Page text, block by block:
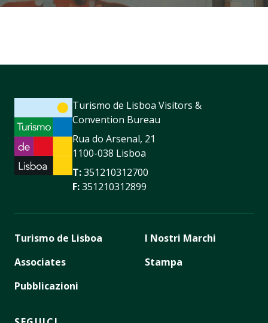
Turismo de Lisboa Visitors &
Convention Bureau
Rua do Arsenal, 21
1100-038 Lisboa
T:351210312700
F:351210312899
Turismo de Lisboa
Associates
Pubblicazioni
I Nostri Marchi
Stampa